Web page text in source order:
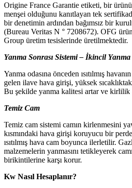
Origine France Garantie etiketi, bir
menşei olduğunu kanıtlayan tek
bir denetimin ardından bağımsız bir
(Bureau Veritas N ° 7208672). OFG
Group üretim tesislerinde üretilmektedir.
Yanma Sonrası Sistemi – İkincil Yanma
Yanma odasına önceden ısıtılmış
gelen ilave hava girişi, yüksek
Bu şekilde yanma kalitesi artar ve kirlilik
Temiz Cam
Temiz cam sistemi camın kirlenmesini
kısmındaki hava girişi koruyucu bir
ısıtılmış hava cam boyunca ilerletilir.
malzemelerin yanmasını tetikleyerek
birikintilerine karşı korur.
Kw Nasıl Hesaplanır?